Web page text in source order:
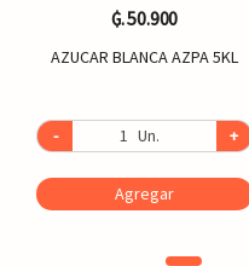
₲. 50.900
AZUCAR BLANCA AZPA 5KL
- Un. +
Agregar